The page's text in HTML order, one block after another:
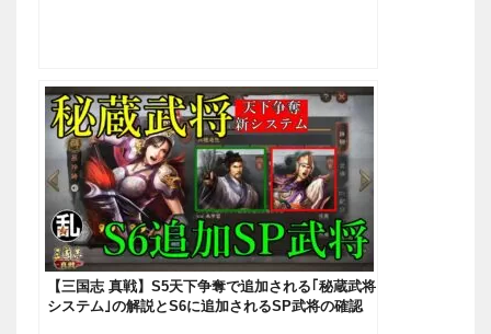
【三国志 真戦】S5天下争奪で追加される｢秘蔵武将
システム｣の解説とS6に追加されるSP武将の確認